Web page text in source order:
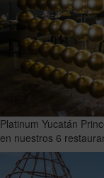
Platinum Yucatán
en nuestros 6